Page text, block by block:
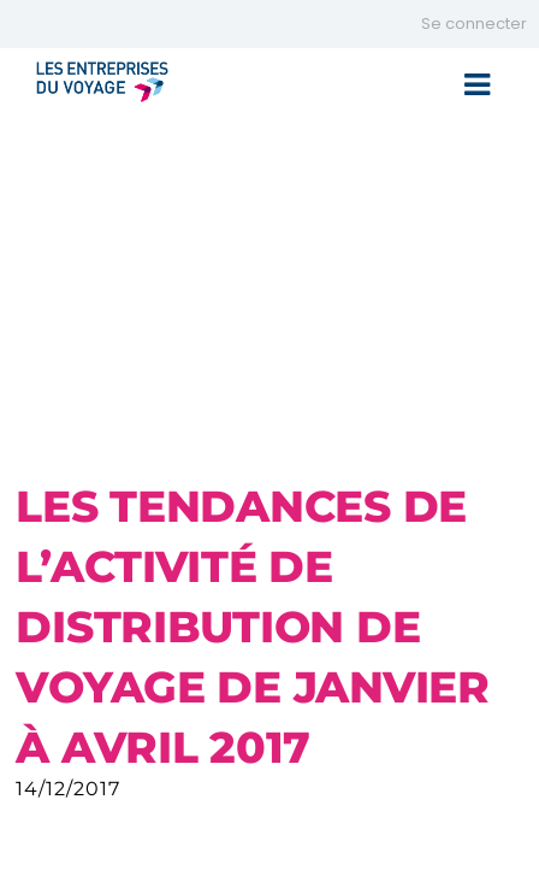
Se connecter
LES TENDANCES DE
L’ACTIVITÉ DE
DISTRIBUTION DE
VOYAGE DE JANVIER
À AVRIL 2017
14/12/2017